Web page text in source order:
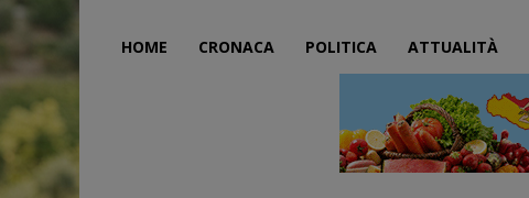
HOME CRONACA POLITICA ATTUALITÀ